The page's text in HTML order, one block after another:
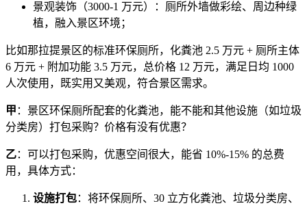
景观装饰（3000-1 万元）：厕所外墙做彩绘、周边种绿
植，融入景区环境；
比如那拉提景区的标准环保厕所，化粪池 2.5 万元 + 厕所主体
6 万元 + 附加功能 3.5 万元，总价格 12 万元，满足日均 1000
人次使用，既实用又美观，符合景区需求。
甲 ：景区环保厕所配套的化粪池，能不能和其他设施（如垃圾
分类房）打包采购？价格有没有优惠？
乙：可以打包采购，优惠空间很大，能省 10%-15% 的总费
用，具体方式：
设施打包：将环保厕所、30 立方化粪池、垃圾分类房、